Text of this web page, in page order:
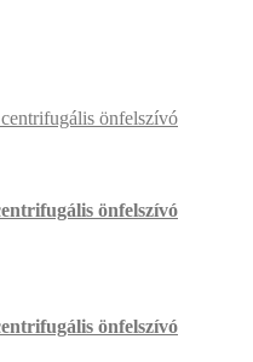
önfelszívó
önfelszívó